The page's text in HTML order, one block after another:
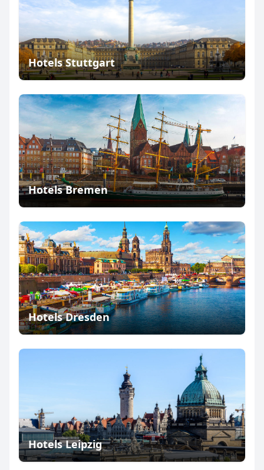
Hotels Stuttgart
Hotels Bremen
Hotels Dresden
Hotels Leipzig